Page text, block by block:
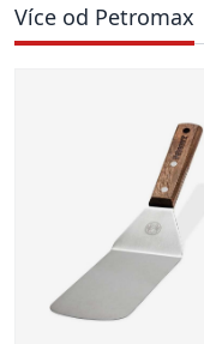
Více od Petromax